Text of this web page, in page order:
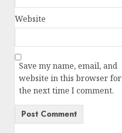
Website
Save my name, email, and
website in this browser for
the next time I comment.